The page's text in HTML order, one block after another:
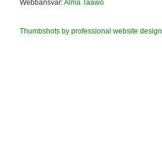
Webbansvar:Alma Taawo
Thumbshots by professional website design